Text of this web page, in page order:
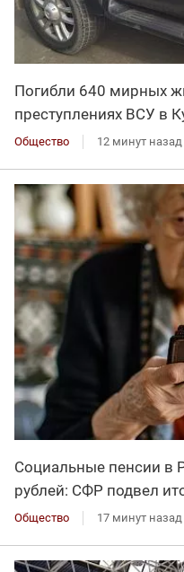
Погибли 640 мирных
преступлениях ВСУ в
Общество 12 минут назад
Социальные пенсии в
рублей: СФР подвел
Общество 17 минут назад